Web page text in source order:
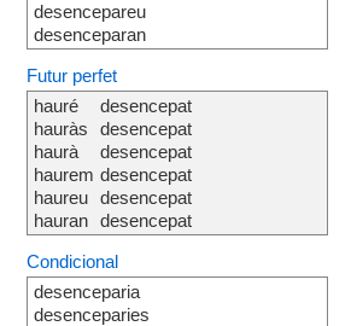
desencepareu
desenceparan
Futur perfet
hauré
hauràs
haurà
haurem
haureu
hauran
desencepat
desencepat
desencepat
desencepat
desencepat
desencepat
Condicional
desenceparia
desenceparies